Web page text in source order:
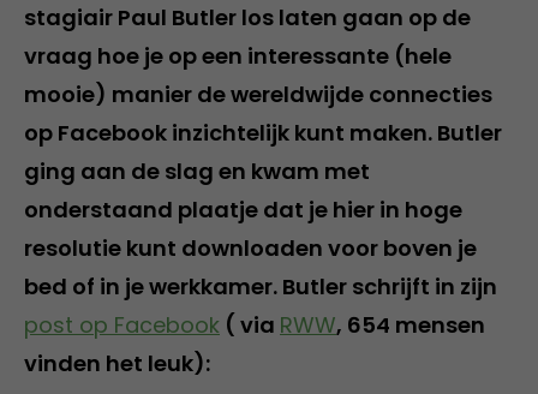
stagiair Paul Butler los laten gaan op de
vraag hoe je op een interessante (hele
mooie) manier de wereldwijde connecties
op Facebook inzichtelijk kunt maken. Butler
ging aan de slag en kwam met
onderstaand plaatje dat je hier in hoge
resolutie kunt downloaden voor boven je
bed of in je werkkamer. Butler schrijft in zijn
post op Facebook ( via RWW, 654 mensen
vinden het leuk):